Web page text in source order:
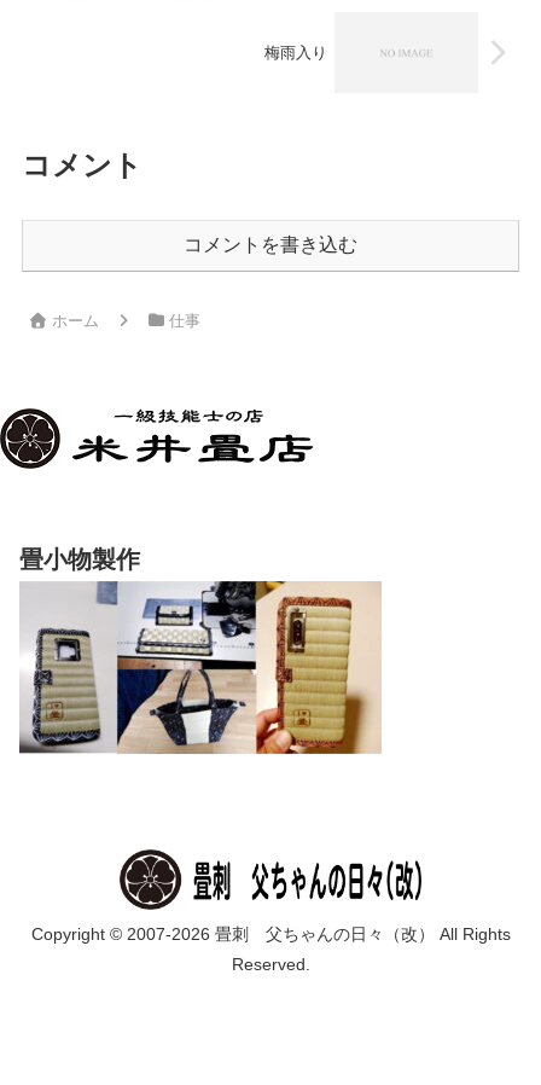
梅雨入り
コメント
コメントを書き込む
ホーム 仕事
畳小物製作
Copyright © 2007-2026 畳刺 父ちゃんの日々（改） All Rights
Reserved.